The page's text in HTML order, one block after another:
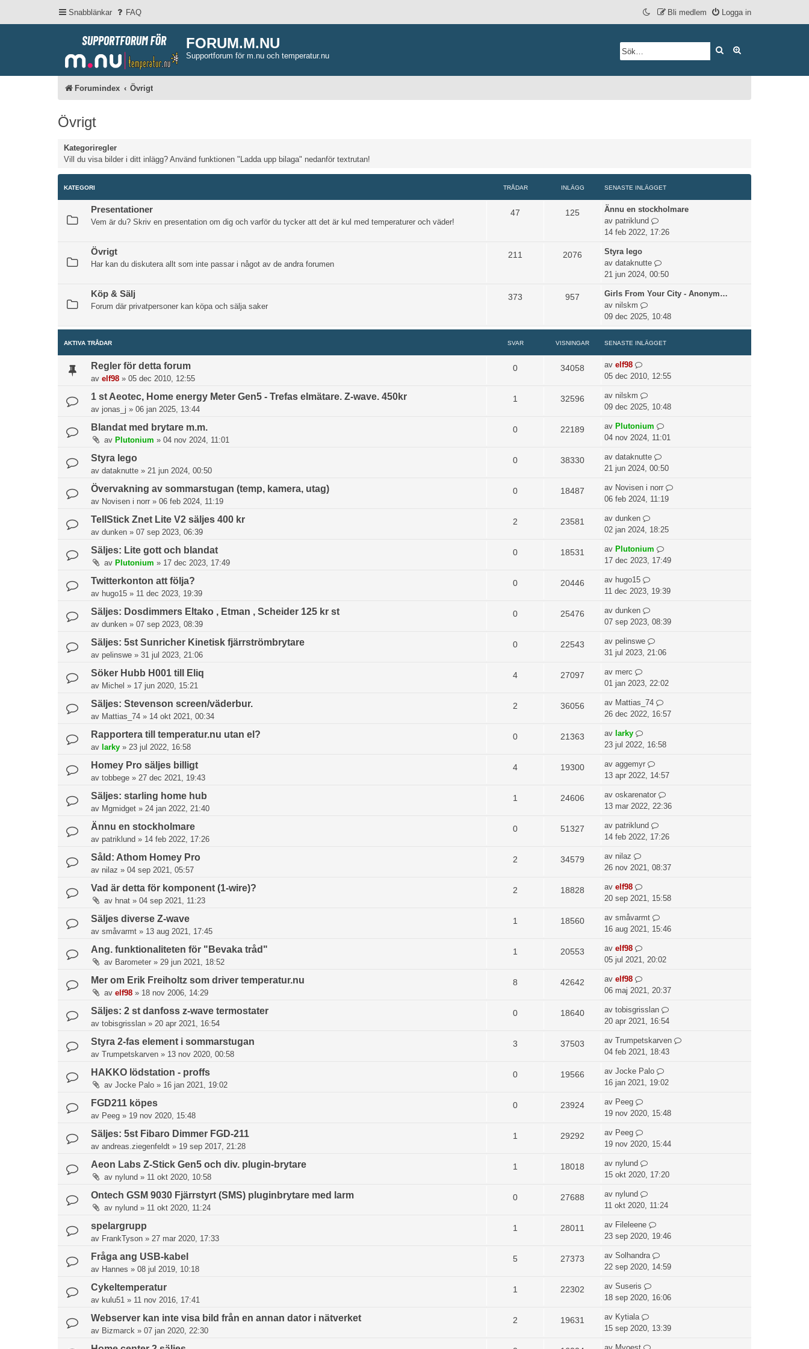
Snabblänkar FAQ Logga in
Bli medlem
FORUM.M.NU
Supportforum för m.nu och temperatur.nu
Sök
Forumindex Övrigt
Övrigt
Kategoriregler
Vill du visa bilder i ditt inlägg? Använd funktionen "Ladda upp bilaga" nedanför textrutan!
KATEGORI TRÅDAR INLÄGG SENASTE INLÄGGET
Presentationer
Vem är du? Skriv en presentation om dig och varför du tycker att det är kul med temperaturer och väder!
47 125
Ännu en stockholmare
av patriklund
G
å
l
l
t
n
a
t
i
l
ä
g
e
14 feb 2022, 17:26
Övrigt
Har kan du diskutera allt som inte passar i något av de andra forumen
211 2076
Styra lego
av dataknutte
G
å
i
l
d
e
t
e
s
t
e
n
l
g
g
t
21 jun 2024, 00:50
Köp & Sälj
Forum där privatpersoner kan köpa och sälja saker
373 957
Girls From Your City - Anonym…
av nilskm
G
t
i
t
s
n
a
t
n
ä
g
09 dec 2025, 10:48
AKTIVA TRÅDAR SVAR VISNINGAR SENASTE INLÄGGET
Regler för detta forum
av elf98 » 05 dec 2010, 12:55
0 34058 av elf98
05 dec 2010, 12:55
1 st Aeotec, Home energy Meter Gen5 - Trefas elmätare. Z-wave. 450kr
av jonas_j » 06 jan 2025, 13:44
1 32596 av nilskm
09 dec 2025, 10:48
Blandat med brytare m.m.
av Plutonium » 04 nov 2024, 11:01
0 22189 av Plutonium
04 nov 2024, 11:01
Styra lego
av dataknutte » 21 jun 2024, 00:50
0 38330 av dataknutte
21 jun 2024, 00:50
Övervakning av sommarstugan (temp, kamera, utag)
av Novisen i norr » 06 feb 2024, 11:19
0 18487 av Novisen i norr
06 feb 2024, 11:19
TellStick Znet Lite V2 säljes 400 kr
av dunken » 07 sep 2023, 06:39
2 23581 av dunken
02 jan 2024, 18:25
Säljes: Lite gott och blandat
av Plutonium » 17 dec 2023, 17:49
0 18531 av Plutonium
17 dec 2023, 17:49
Twitterkonton att följa?
av hugo15 » 11 dec 2023, 19:39
0 20446 av hugo15
11 dec 2023, 19:39
Säljes: Dosdimmers Eltako , Etman , Scheider 125 kr st
av dunken » 07 sep 2023, 08:39
0 25476 av dunken
07 sep 2023, 08:39
Säljes: 5st Sunricher Kinetisk fjärrströmbrytare
av pelinswe » 31 jul 2023, 21:06
0 22543 av pelinswe
31 jul 2023, 21:06
Söker Hubb H001 till Eliq
av Michel » 17 jun 2020, 15:21
4 27097 av merc
01 jan 2023, 22:02
Säljes: Stevenson screen/väderbur.
av Mattias_74 » 14 okt 2021, 00:34
2 36056 av Mattias_74
26 dec 2022, 16:57
Rapportera till temperatur.nu utan el?
av larky » 23 jul 2022, 16:58
0 21363 av larky
23 jul 2022, 16:58
Homey Pro säljes billigt
av tobbege » 27 dec 2021, 19:43
4 19300 av aggemyr
13 apr 2022, 14:57
Säljes: starling home hub
av Mgmidget » 24 jan 2022, 21:40
1 24606 av oskarenator
13 mar 2022, 22:36
Ännu en stockholmare
av patriklund » 14 feb 2022, 17:26
0 51327 av patriklund
14 feb 2022, 17:26
Såld: Athom Homey Pro
av nilaz » 04 sep 2021, 05:57
2 34579 av nilaz
26 nov 2021, 08:37
Vad är detta för komponent (1-wire)?
av hnat » 04 sep 2021, 11:23
2 18828 av elf98
20 sep 2021, 15:58
Säljes diverse Z-wave
av småvarmt » 13 aug 2021, 17:45
1 18560 av småvarmt
16 aug 2021, 15:46
Ang. funktionaliteten för "Bevaka tråd"
av Barometer » 29 jun 2021, 18:52
1 20553 av elf98
05 jul 2021, 20:02
Mer om Erik Freiholtz som driver temperatur.nu
av elf98 » 18 nov 2006, 14:29
8 42642 av elf98
06 maj 2021, 20:37
Säljes: 2 st danfoss z-wave termostater
av tobisgrisslan » 20 apr 2021, 16:54
0 18640 av tobisgrisslan
20 apr 2021, 16:54
Styra 2-fas element i sommarstugan
av Trumpetskarven » 13 nov 2020, 00:58
3 37503 av Trumpetskarven
04 feb 2021, 18:43
HAKKO lödstation - proffs
av Jocke Palo » 16 jan 2021, 19:02
0 19566 av Jocke Palo
16 jan 2021, 19:02
FGD211 köpes
av Peeg » 19 nov 2020, 15:48
0 23924 av Peeg
19 nov 2020, 15:48
Säljes: 5st Fibaro Dimmer FGD-211
av andreas.ziegenfeldt » 19 sep 2017, 21:28
1 29292 av Peeg
19 nov 2020, 15:44
Aeon Labs Z-Stick Gen5 och div. plugin-brytare
av nylund » 11 okt 2020, 10:58
1 18018 av nylund
15 okt 2020, 17:20
Ontech GSM 9030 Fjärrstyrt (SMS) pluginbrytare med larm
av nylund » 11 okt 2020, 11:24
0 27688 av nylund
11 okt 2020, 11:24
spelargrupp
av FrankTyson » 27 mar 2020, 17:33
1 28011 av Fileleene
23 sep 2020, 19:46
Fråga ang USB-kabel
av Hannes » 08 jul 2019, 10:18
5 27373 av Solhandra
22 sep 2020, 14:59
Cykeltemperatur
av kulu51 » 11 nov 2016, 17:41
1 22302 av Suseris
18 sep 2020, 16:06
Webserver kan inte visa bild från en annan dator i nätverket
av Bizmarck » 07 jan 2020, 22:30
2 19631 av Kytiala
15 sep 2020, 13:39